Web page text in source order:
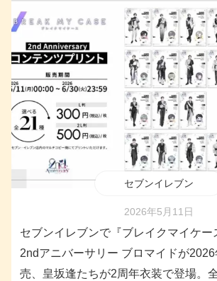
セブンイレブン
2026年5月11日
セブンイレブンで『ブレイクマイケー
2ndアニバーサリー ブロマイドが
売、皇坂逢たちが2周年衣装で登場。